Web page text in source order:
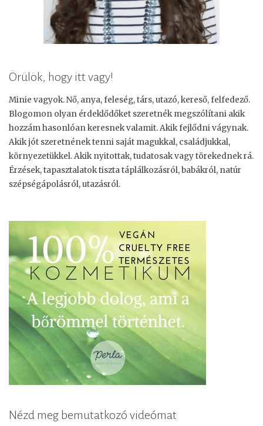
r
c
z
t
í
t
o
!
!
!
Örülök, hogy itt vagy!
Minie vagyok. Nő, anya, feleség, társ, utazó, kereső, felfedező.
Blogomon olyan érdeklődőket szeretnék megszólítani akik
hozzám hasonlóan keresnek valamit. Akik fejlődni vágynak.
Akik jót szeretnének tenni saját magukkal, családjukkal,
környezetükkel. Akik nyitottak, tudatosak vagy törekednek rá.
Érzések, tapasztalatok tiszta táplálkozásról, babákról, natúr
szépségápolásról, utazásról.
Nézd meg bemutatkozó videómat